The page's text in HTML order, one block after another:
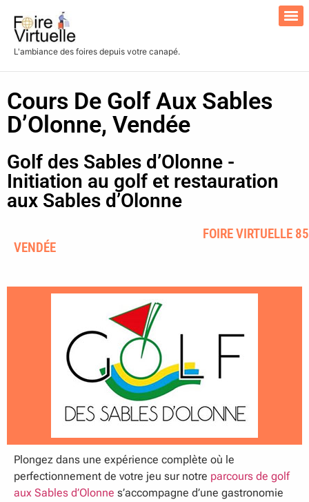
L'ambiance des foires depuis votre canapé.
Cours De Golf Aux Sables
D’Olonne, Vendée
Golf des Sables d’Olonne -
Initiation au golf et restauration
aux Sables d’Olonne
FOIRE VIRTUELLE 85
VENDÉE
Plongez dans une expérience complète où le
perfectionnement de votre jeu sur notre parcours de golf
aux Sables d’Olonne s’accompagne d’une gastronomie